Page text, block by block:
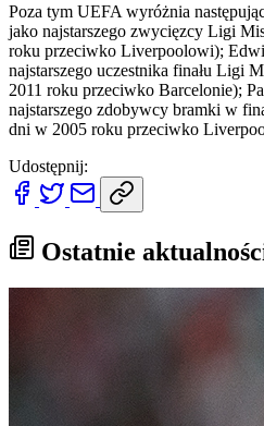
Poza tym UEFA wyróżnia
jako najstarszego zwycięzcy Ligi
roku przeciwko Liverpoolowi);
najstarszego uczestnika finału Ligi
2011 roku przeciwko Barcelonie);
najstarszego zdobywcy bramki w
dni w 2005 roku przeciwko
Udostępnij:
Ostatnie